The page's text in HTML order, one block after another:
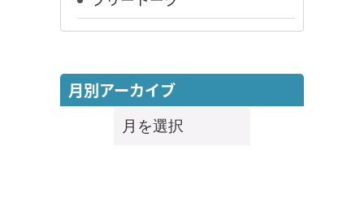
月別アーカイブ
月
別